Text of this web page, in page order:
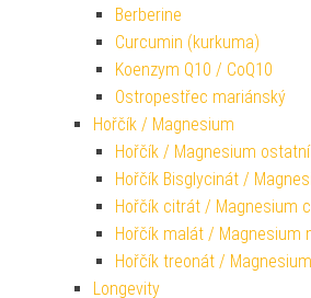
Berberine
Curcumin (kurkuma)
Koenzym Q10 / CoQ10
Ostropestřec mariánský
Hořčík / Magnesium
Hořčík / Magnesium ostatní
Hořčík Bisglycinát /
Hořčík citrát / Magnesium
Hořčík malát / Magnesium
Hořčík treonát /
Longevity